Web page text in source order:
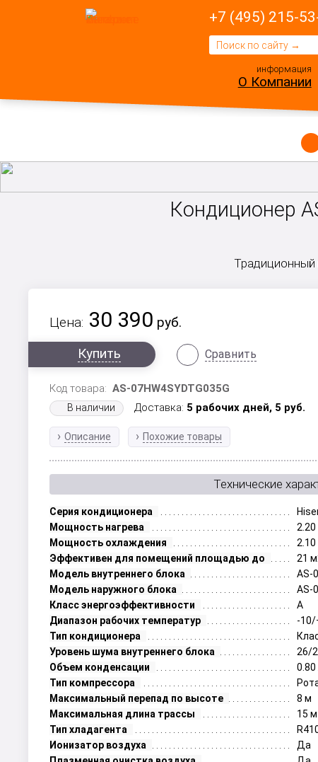
+7 (495) 215-
информация
О Компании
Кондиционер
Традиционный
Цена: 30 390 руб.
Купить
Сравнить
Код товара:AS-07HW4SYDTG035G
В наличии Доставка: 5 рабочих дней, 5 руб.
Описание Похожие товары
Технические
Серия кондиционера
Мощность нагрева
2.20
Мощность охлаждения
2.10
Эффективен для помещений площадью до
21
Модель внутреннего блока
AS-
Модель наружного блока
AS-
Класс энергоэффективности
А
Диапазон рабочих температур
-10/
Тип кондиционера
Уровень шума внутреннего блока
26/
Объем конденсации
Тип компрессора
Максимальный перепад по высоте
8 м
Максимальная длина трассы
15 м
Тип хладагента
Ионизатор воздуха
Да